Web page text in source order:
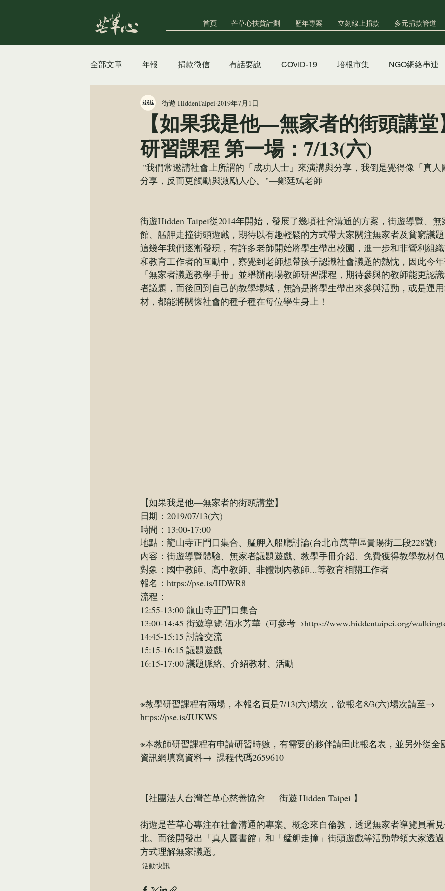
首頁 芒草心扶貧計劃 歷年專案 立刻線上捐款 多元捐款管道
全部文章 年報 捐款徵信 有話要說 COVID-19 培根市集 NGO網絡串連
自立支援中心 女性據點 實習
街遊HiddenTaipei 公告及聲明
【如果我是他—無家者的街頭講
研習課程 第一場：7/13(六)
街遊 HiddenTaipei 2019年7月1日
分享，反而更觸動與激勵人心。"—鄭廷斌老師
街遊Hidden Taipei從2014年開始，發展了幾項社會溝通的方案，街遊導覽、
館、艋舺走撞街頭遊戲，期待以有趣輕鬆的方式帶大家關注無家者及貧窮議題
這幾年我們逐漸發現，有許多老師開始將學生帶出校園，進一步和非營利組
和教育工作者的互動中，察覺到老師想帶孩子認識社會議題的熱忱，因此今
「無家者議題教學手冊」並舉辦兩場教師研習課程，期待參與的教師能更認
者議題，而後回到自己的教學場域，無論是將學生帶出來參與活動，或是運
材，都能將關懷社會的種子種在每位學生身上！
【如果我是他—無家者的街頭講堂】
日期：2019/07/13(六)
時間：13:00-17:00
地點：龍山寺正門口集合、艋舺入船廳討論(台北市萬華區貴陽街二段228號)
內容：街遊導覽體驗、無家者議題遊戲、教學手冊介紹、免費獲得教學教材包
對象：國中教師、高中教師、非體制內教師...等教育相關工作者
報名： https://pse.is/HDWR8
流程：
12:55-13:00 龍山寺正門口集合
13:00-14:45 街遊導覽-酒水芳華  (可參考→https://www.hiddentaipei.org/
14:45-15:15 討論交流
15:15-16:15 議題遊戲
16:15-17:00 議題脈絡、介紹教材、活動
※教學研習課程有兩場，本報名頁是7/13(六)場次，欲報名8/3(六)場次請至→
https://pse.is/JUKWS
※本教師研習課程有申請研習時數，有需要的夥伴請田此報名表，並另外從全
資訊網填寫資料→  課程代碼2659610
【社團法人台灣芒草心慈善協會 — 街遊 Hidden Taipei 】
街遊是芒草心專注在社會溝通的專案。概念來自倫敦，透過無家者導覽員看
北。而後開發出「真人圖書館」和「艋舺走撞」街頭遊戲等活動帶領大家透
方式理解無家議題。
活動快訊